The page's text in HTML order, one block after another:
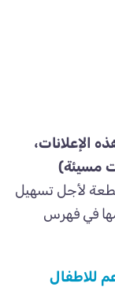
الإعلانات،
مسيئة)
لأجل تسهيل
في فهرس
للاطفال